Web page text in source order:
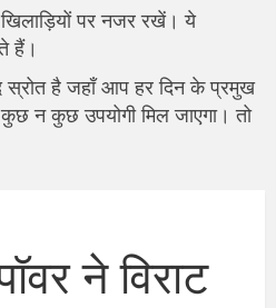
पर नजर रखें। ये
हैं।
स्रोत है जहाँ आप हर दिन के प्रमुख
न कुछ उपयोगी मिल जाएगा। तो
ने विराट